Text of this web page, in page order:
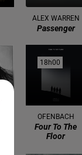
ALEX WARREN
Passenger
18h00
18h00
OFENBACH
Four To The
Floor